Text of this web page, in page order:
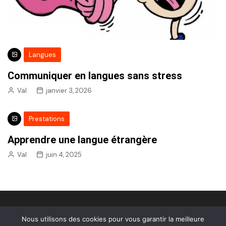
Langues
Communiquer en langues sans stress
Val janvier 3, 2026
Prestations
Apprendre une langue étrangère
Val juin 4, 2025
Nous utilisons des cookies pour vous garantir la meilleure